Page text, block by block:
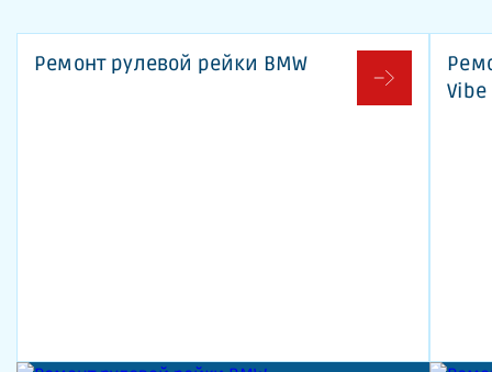
Ремонт рулевой рейки BMW
Vibe